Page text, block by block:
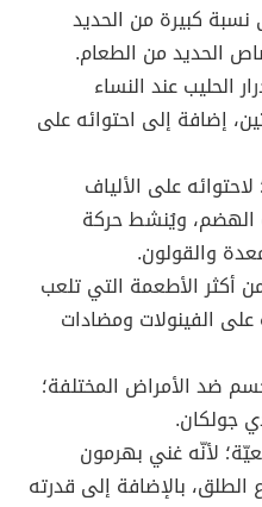
نسبة كبيرة من الحديد
الحديد من الطعام.
الحليب عند النساء
إضافة إلى احتوائه على
على الألياف
الهضم، ويُنشط حركة
والقولون.
أكثر الأطعمة التي تلعب
على الفينولات ومضادات
ضد الأمراض المختلفة؛
جولكان.
لأنّه غني بهرمون
بالإضافة إلى قدرته